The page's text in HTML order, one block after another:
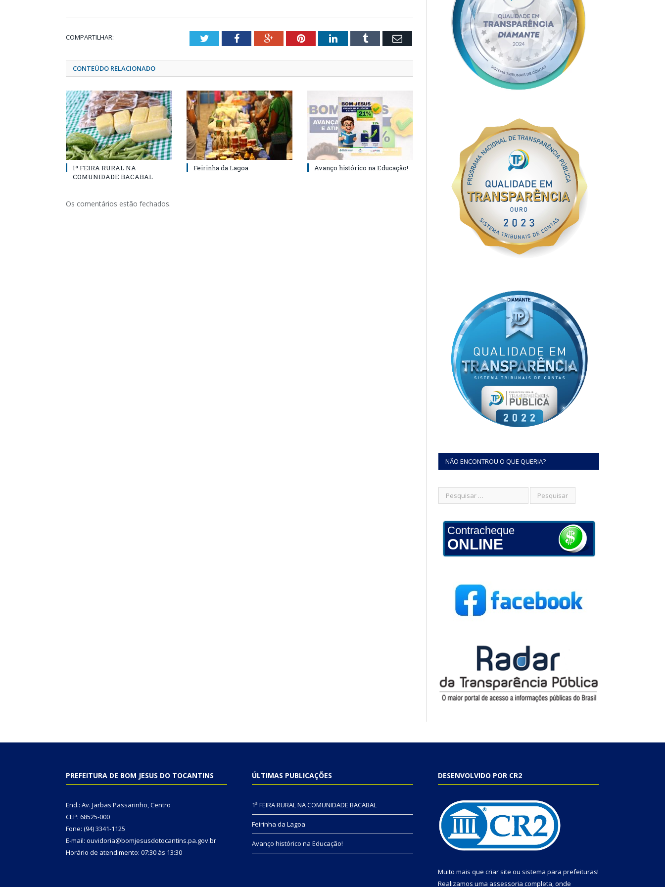
COMPARTILHAR: TwitterFacebookGoogle+PinterestLinkedInTumblr Email
CONTEÚDO RELACIONADO
1ª FEIRA RURAL NA
COMUNIDADE BACABAL
Feirinha da Lagoa Avanço histórico na Educação!
Os comentários estão fechados.
NÃO ENCONTROU O QUE QUERIA?
Contracheque
ONLINE
PREFEITURA DE BOM JESUS DO TOCANTINS
End.: Av. Jarbas Passarinho, Centro
CEP: 68525-000
Fone: (94) 3341-1125
E-mail: ouvidoria@bomjesusdotocantins.pa.gov.br
Horário de atendimento: 07:30 às 13:30
ÚLTIMAS PUBLICAÇÕES
1ª FEIRA RURAL NA COMUNIDADE BACABAL
Feirinha da Lagoa
Avanço histórico na Educação!
DESENVOLVIDO POR CR2
Muito mais que criar site ou sistema para prefeituras!
Realizamos uma assessoria completa, onde